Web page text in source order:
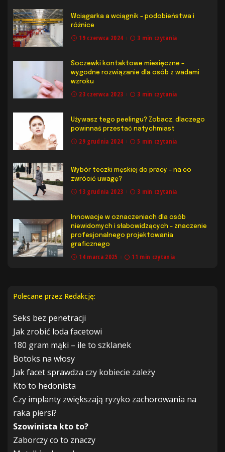
Wciągarka a wciągnik – podobieństwa i
różnice
19 czerwca 2024 3 min czytania
Soczewki kontaktowe miesięczne –
wygodne rozwiązanie dla osób z wadami
wzroku
23 czerwca 2023 3 min czytania
Używasz tego peelingu? Zobacz, dlaczego
powinnaś przestać natychmiast
29 grudnia 2024 5 min czytania
Wybór teczki męskiej do pracy – na co
zwrócić uwagę?
13 grudnia 2023 3 min czytania
Innowacje w oznaczeniach dla osób
niewidomych i słabowidzących – znaczenie
profesjonalnego projektowania
graficznego
14 marca 2025 11 min czytania
Polecane przez Redakcję:
Seks bez penetracji
Jak zrobić loda facetowi
180 gram mąki – ile to szklanek
Botoks na włosy
Jak facet sprawdza czy kobiecie zależy
Kto to hedonista
Czy implanty zwiększają ryzyko zachorowania na
raka piersi?
Szowinista kto to?
Zaborczy co to znaczy